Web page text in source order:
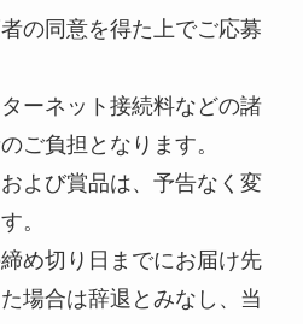
の同意を得た上でご応募
ーネット接続料などの諸
ご負担となります。
よび賞品は、予告なく変
。
め切り日までにお届け先
場合は辞退とみなし、当